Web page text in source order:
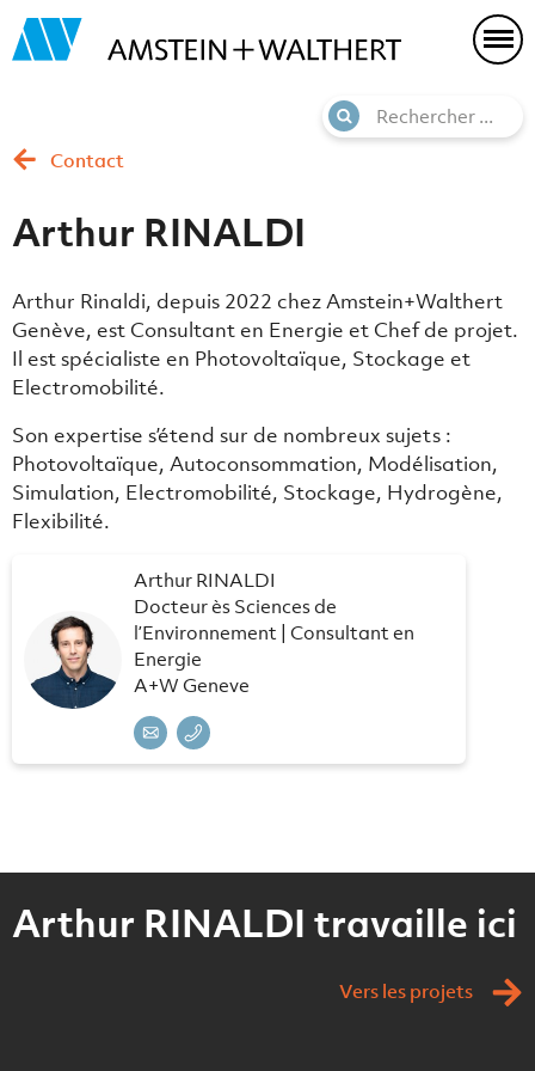
Contact
Arthur RINALDI
Arthur Rinaldi, depuis 2022 chez Amstein+Walthert
Genève, est Consultant en Energie et Chef de projet.
Il est spécialiste en Photovoltaïque, Stockage et
Electromobilité.
Son expertise s’étend sur de nombreux sujets :
Photovoltaïque, Autoconsommation, Modélisation,
Simulation, Electromobilité, Stockage, Hydrogène,
Flexibilité.
Arthur RINALDI
Docteur ès Sciences de
l’Environnement | Consultant en
Energie
A+W Geneve
Arthur RINALDI travaille ici
Vers les projets